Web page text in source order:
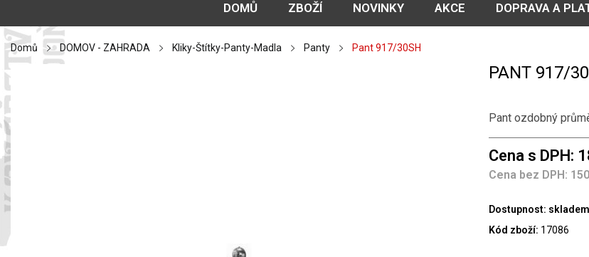
DOMŮ ZBOŽÍ NOVINKY AKCE DOPRAVA A
Domů DOMOV - ZAHRADA Kliky-Štítky-Panty-Madla Panty Pant 917/30SH
PANT 917/
Pant ozdobný
Cena s DPH:
Cena bez DPH:
Dostupnost: skladem
Kód zboží: 17086